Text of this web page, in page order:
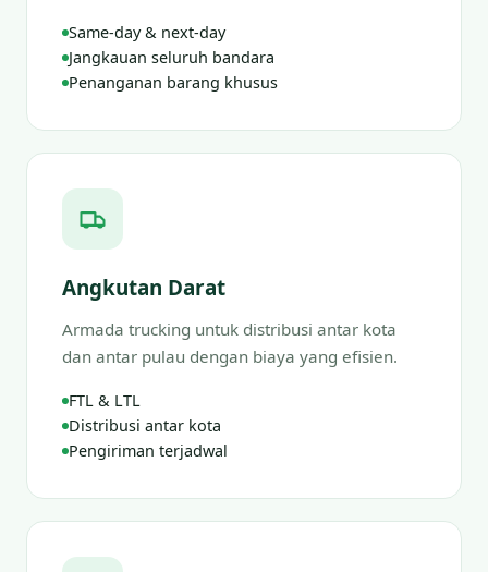
Same-day & next-day
Jangkauan seluruh bandara
Penanganan barang khusus
Angkutan Darat
Armada trucking untuk distribusi antar kota
dan antar pulau dengan biaya yang efisien.
FTL & LTL
Distribusi antar kota
Pengiriman terjadwal